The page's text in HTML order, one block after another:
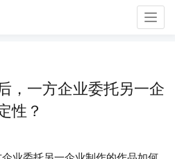
，一方企业委托另一企
性？